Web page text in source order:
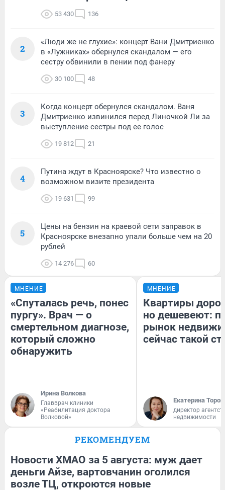
53 430 136
2
«Люди же не глухие»: концерт Вани Дмитриенко
в «Лужниках» обернулся скандалом — его
сестру обвинили в пении под фанеру
30 100 48
3
Когда концерт обернулся скандалом. Ваня
Дмитриенко извинился перед Линочкой Ли за
выступление сестры под ее голос
19 812 21
4
Путина ждут в Красноярске? Что известно о
возможном визите президента
19 631 99
5
Цены на бензин на краевой сети заправок в
Красноярске внезапно упали больше чем на 20
рублей
14 276 60
МНЕНИЕ
«Спуталась речь, понес
пургу». Врач — о
смертельном диагнозе,
который сложно
обнаружить
Ирина Волкова
Главврач клиники
«Реабилитация доктора
Волковой»
МНЕНИЕ
Квартиры
но дешевеют:
рынок
сейчас такой
Екатерина
директор
недвижимости
РЕКОМЕНДУЕМ
Новости ХМАО за 5 августа: муж дает
деньги Айзе, вартовчанин оголился
возле ТЦ, откроются новые